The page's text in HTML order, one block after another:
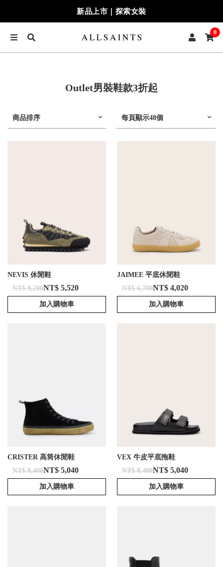
新品上市｜探索女裝
0
Outlet男裝鞋款3折起
商品排序 每頁顯示48個
NEVIS 休閒鞋
NT$ 9,200NT$ 5,520
加入購物車
JAIMEE 平底休閒鞋
NT$ 6,700NT$ 4,020
加入購物車
CRISTER 高筒休閒鞋
NT$ 8,400NT$ 5,040
加入購物車
VEX 牛皮平底拖鞋
NT$ 8,400NT$ 5,040
加入購物車